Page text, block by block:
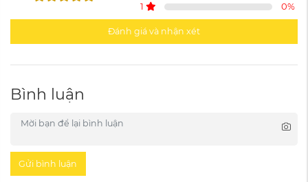
1
0%
Đánh giá và nhận xét
Bình luận
Gửi bình luận